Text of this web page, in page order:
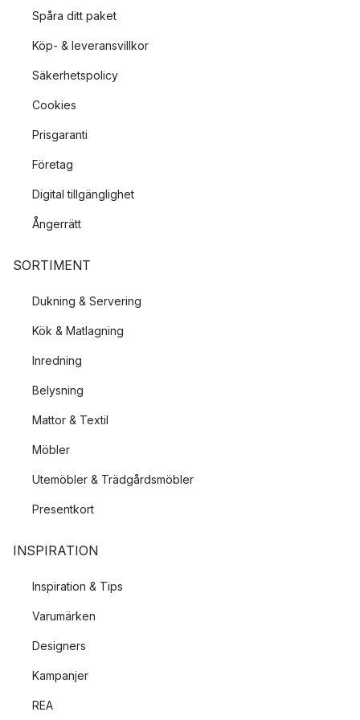
Spåra ditt paket
Köp- & leveransvillkor
Säkerhetspolicy
Cookies
Prisgaranti
Företag
Digital tillgänglighet
Ångerrätt
SORTIMENT
Dukning & Servering
Kök & Matlagning
Inredning
Belysning
Mattor & Textil
Möbler
Utemöbler & Trädgårdsmöbler
Presentkort
INSPIRATION
Inspiration & Tips
Varumärken
Designers
Kampanjer
REA